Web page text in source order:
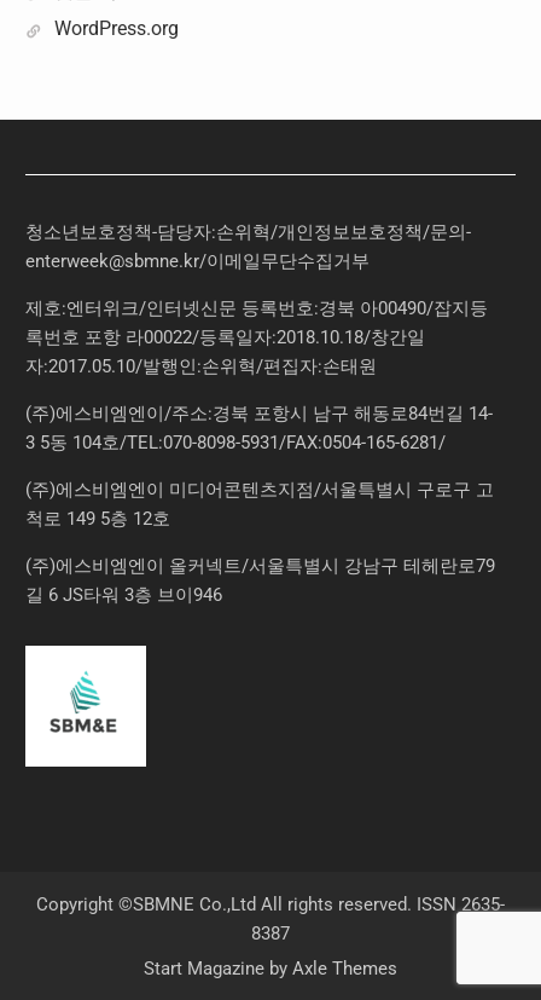
WordPress.org
청소년보호정책-담당자:손위혁/개인정보보호정책/문의-
enterweek@sbmne.kr/이메일무단수집거부
제호:엔터위크/인터넷신문 등록번호:경북 아00490/잡지등
록번호 포항 라00022/등록일자:2018.10.18/창간일
자:2017.05.10/발행인:손위혁/편집자:손태원
(주)에스비엠엔이/주소:경북 포항시 남구 해동로84번길 14-
3 5동 104호/TEL:070-8098-5931/FAX:0504-165-6281/
(주)에스비엠엔이 미디어콘텐츠지점/서울특별시 구로구 고
척로 149 5층 12호
(주)에스비엠엔이 올커넥트/서울특별시 강남구 테헤란로79
길 6 JS타워 3층 브이946
Copyright ©SBMNE Co.,Ltd All rights reserved. ISSN 2635-
8387
Start Magazine by Axle Themes